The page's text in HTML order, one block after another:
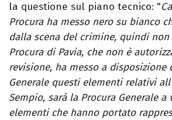
la questione sul piano tecnico: "
Procura ha messo nero su bianco
dalla scena del crimine, quindi non
Procura di Pavia, che non è
revisione, ha messo a disposizione
Generale questi elementi relativi
Sempio, sarà la Procura Generale a
elementi che hanno portato